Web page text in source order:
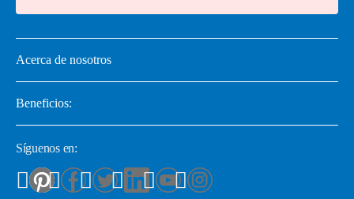
Acerca de nosotros
Beneficios:
Síguenos en: